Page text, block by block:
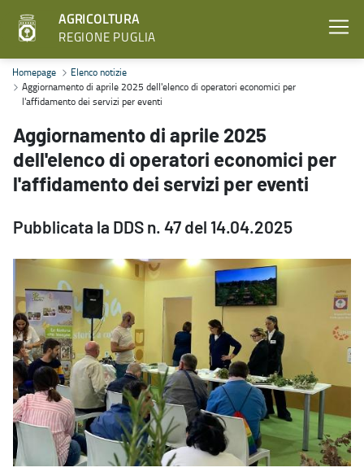
AGRICOLTURA
REGIONE PUGLIA
Aggiornamento di aprile 2025 dell'elenco di operatori economici
Homepage
Elenco notizie
Aggiornamento di aprile 2025 dell'elenco di operatori economici per
l'affidamento dei servizi per eventi
Aggiornamento di aprile 2025
dell'elenco di operatori economici per
l'affidamento dei servizi per eventi
Pubblicata la DDS n. 47 del 14.04.2025